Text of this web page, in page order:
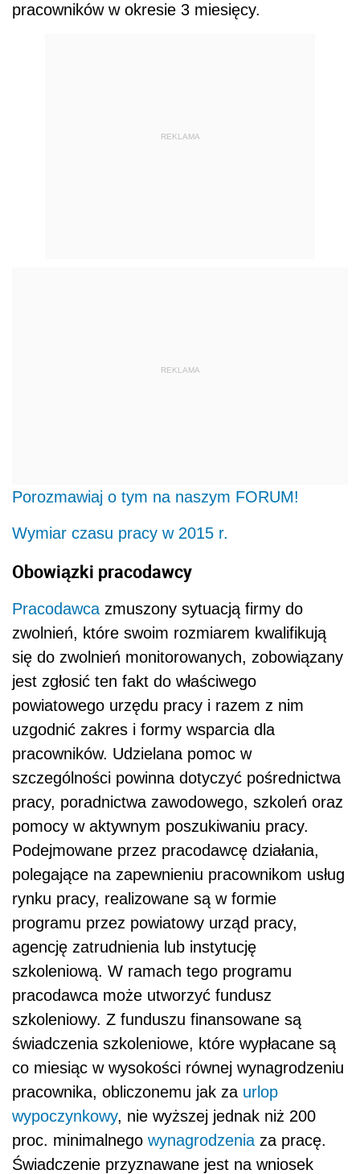
pracowników w okresie 3 miesięcy.
REKLAMA
REKLAMA
Porozmawiaj o tym na naszym FORUM!
Wymiar czasu pracy w 2015 r.
Obowiązki pracodawcy
Pracodawca zmuszony sytuacją firmy do
zwolnień, które swoim rozmiarem kwalifikują
się do zwolnień monitorowanych, zobowiązany
jest zgłosić ten fakt do właściwego
powiatowego urzędu pracy i razem z nim
uzgodnić zakres i formy wsparcia dla
pracowników. Udzielana pomoc w
szczególności powinna dotyczyć pośrednictwa
pracy, poradnictwa zawodowego, szkoleń oraz
pomocy w aktywnym poszukiwaniu pracy.
Podejmowane przez pracodawcę działania,
polegające na zapewnieniu pracownikom usług
rynku pracy, realizowane są w formie
programu przez powiatowy urząd pracy,
agencję zatrudnienia lub instytucję
szkoleniową. W ramach tego programu
pracodawca może utworzyć fundusz
szkoleniowy. Z funduszu finansowane są
świadczenia szkoleniowe, które wypłacane są
co miesiąc w wysokości równej wynagrodzeniu
pracownika, obliczonemu jak za urlop
wypoczynkowy, nie wyższej jednak niż 200
proc. minimalnego wynagrodzenia za pracę.
Świadczenie przyznawane jest na wniosek